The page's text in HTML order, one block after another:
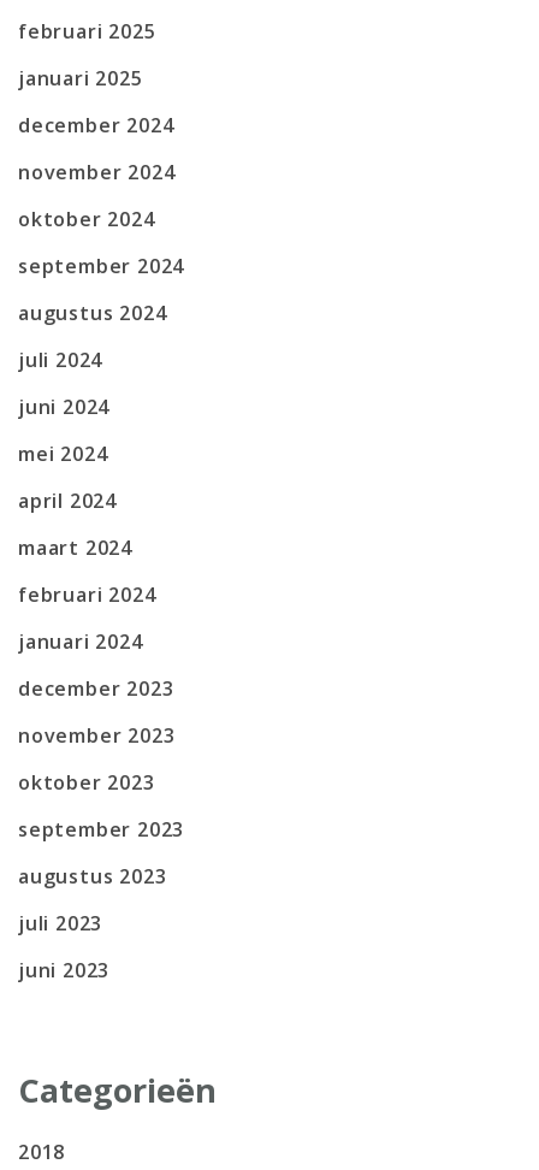
februari 2025
januari 2025
december 2024
november 2024
oktober 2024
september 2024
augustus 2024
juli 2024
juni 2024
mei 2024
april 2024
maart 2024
februari 2024
januari 2024
december 2023
november 2023
oktober 2023
september 2023
augustus 2023
juli 2023
juni 2023
Categorieën
2018